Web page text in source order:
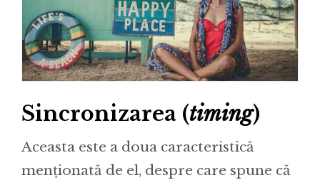
Sincronizarea (timing)
Aceasta este a doua caracteristică
menționată de el, despre care spune că